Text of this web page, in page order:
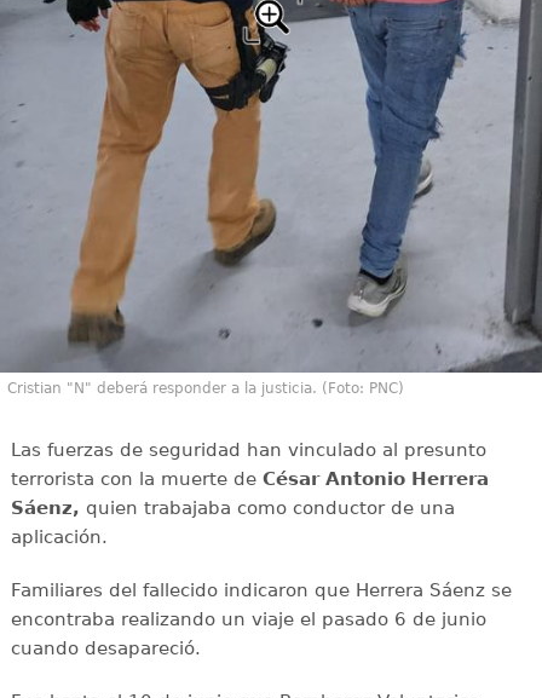
Cristian "N" deberá responder a la justicia. (Foto: PNC)
Las fuerzas de seguridad han vinculado al presunto
terrorista con la muerte de César Antonio Herrera
Sáenz, quien trabajaba como conductor de una
aplicación.
Familiares del fallecido indicaron que Herrera Sáenz se
encontraba realizando un viaje el pasado 6 de junio
cuando desapareció.